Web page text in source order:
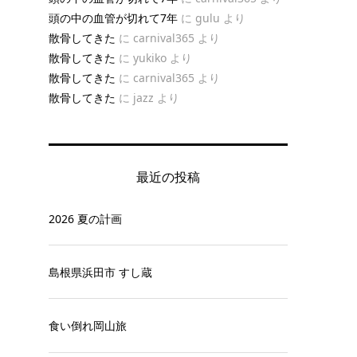
頭の中の血管が切れて7年 に gulu より
散骨してきた に carnival365 より
散骨してきた に yukiko より
散骨してきた に carnival365 より
散骨してきた に jazz より
最近の投稿
2026 夏の計画
島根県浜田市 すし蔵
食い倒れ岡山旅